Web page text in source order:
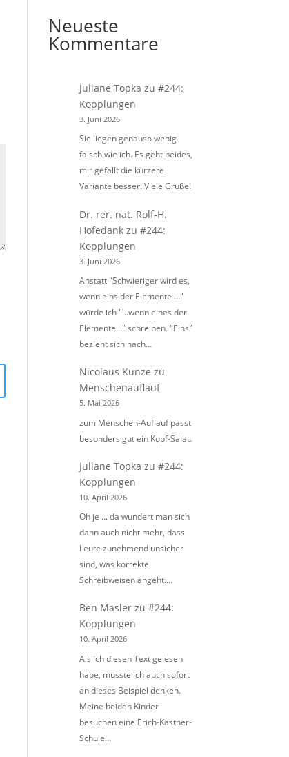
Neueste
Kommentare
Juliane Topka zu#244:
Kopplungen
3. Juni 2026
Sie liegen genauso wenig
falsch wie ich. Es geht beides,
mir gefällt die kürzere
Variante besser. Viele Grüße!
Dr. rer. nat. Rolf-H.
Hofedank zu#244:
Kopplungen
3. Juni 2026
Anstatt "Schwieriger wird es,
wenn eins der Elemente ..."
würde ich "...wenn eines der
Elemente..." schreiben. "Eins"
bezieht sich nach…
Nicolaus Kunze zu
Menschenauflauf
5. Mai 2026
zum Menschen-Auflauf passt
besonders gut ein Kopf-Salat.
Juliane Topka zu#244:
Kopplungen
10. April 2026
Oh je ... da wundert man sich
dann auch nicht mehr, dass
Leute zunehmend unsicher
sind, was korrekte
Schreibweisen angeht.…
Ben Masler zu#244:
Kopplungen
10. April 2026
Als ich diesen Text gelesen
habe, musste ich auch sofort
an dieses Beispiel denken.
Meine beiden Kinder
besuchen eine Erich-Kästner-
Schule…